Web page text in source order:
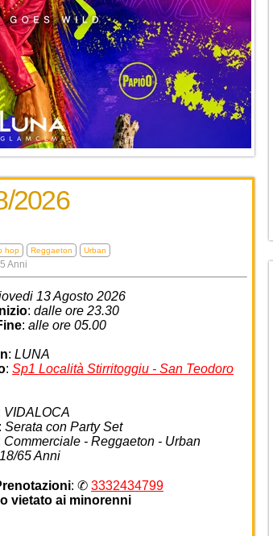
2026
hop Reggaeton Urban
Anni
13 Agosto 2026
: dalle ore 23.30
: alle ore 05.00
: LUNA
: Sp1 Località Stirritoggiu - San Teodoro
VIDALOCA
: Serata con Party Set
Commerciale - Reggaeton - Urban
18/65 Anni
: ✆ 3332434799
vietato ai minorenni
19
20 21 22 23 24
25
26
27 28 29 30 31